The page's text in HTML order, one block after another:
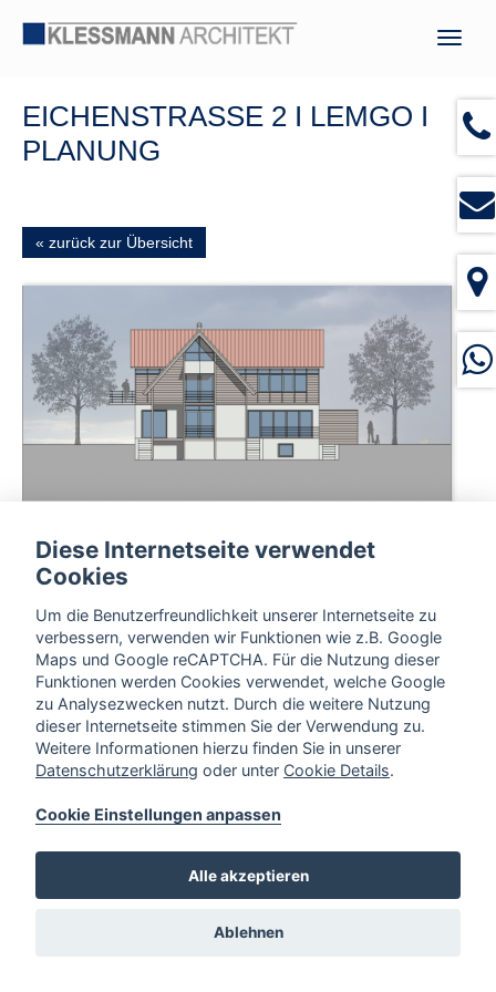
EICHENSTRASSE 2 I LEMGO I
PLANUNG
« zurück zur Übersicht
Diese Internetseite verwendet
Cookies
Um die Benutzerfreundlichkeit unserer Internetseite zu
verbessern, verwenden wir Funktionen wie z.B. Google
Maps und Google reCAPTCHA. Für die Nutzung dieser
Funktionen werden Cookies verwendet, welche Google
zu Analysezwecken nutzt. Durch die weitere Nutzung
dieser Internetseite stimmen Sie der Verwendung zu.
Weitere Informationen hierzu finden Sie in unserer
Datenschutzerklärung oder unter Cookie Details.
Cookie Einstellungen anpassen
Alle akzeptieren
Ablehnen